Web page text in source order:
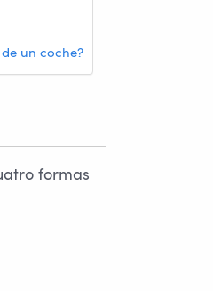
un coche?
formas